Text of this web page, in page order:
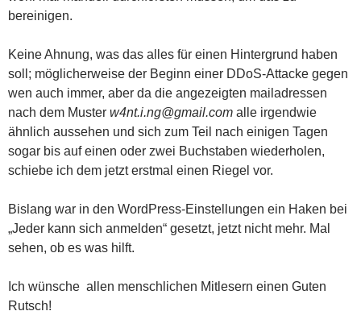
bereinigen.
Keine Ahnung, was das alles für einen Hintergrund haben
soll; möglicherweise der Beginn einer DDoS-Attacke gegen
wen auch immer, aber da die angezeigten mailadressen
nach dem Muster w4nt.i.ng@gmail.com alle irgendwie
ähnlich aussehen und sich zum Teil nach einigen Tagen
sogar bis auf einen oder zwei Buchstaben wiederholen,
schiebe ich dem jetzt erstmal einen Riegel vor.
Bislang war in den WordPress-Einstellungen ein Haken bei
„Jeder kann sich anmelden“ gesetzt, jetzt nicht mehr. Mal
sehen, ob es was hilft.
Ich wünsche allen menschlichen Mitlesern einen Guten
Rutsch!